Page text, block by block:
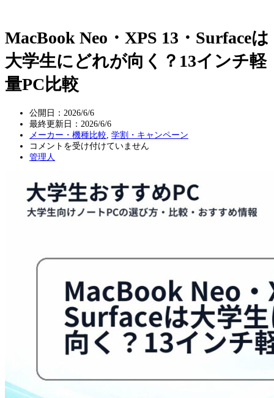
MacBook Neo・XPS 13・Surfaceは
大学生にどれが向く？13インチ軽
量PC比較
公開日：2026/6/6
最終更新日： 2026/6/6
メーカー・機種比較 学割・キャンペーン
MacBook
Neo・
Surface
は
大
学
れ
PC
較
コメントを受け付けていません
管理人